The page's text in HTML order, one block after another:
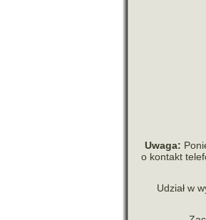
Uwaga:
o kon­takt
Udział w